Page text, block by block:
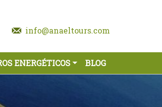
info@anaeltours.com
ENERGÉTICOS BLOG